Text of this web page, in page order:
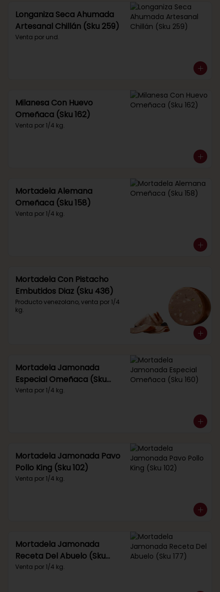
Longaniza Seca Ahumada
Artesanal Chillán (Sku 259)
Venta por und.
Milanesa Con Huevo
Omeñaca (Sku 162)
Venta por 1/4 kg.
Mortadela Alemana
Omeñaca (Sku 158)
Venta por 1/4 kg.
Mortadela Con Pistacho
Embutidos Diaz (Sku 436)
Producto venezolano, venta por 1/4
kg.
Mortadela Jamonada
Especial Omeñaca (Sku
160)
Venta por 1/4 kg.
Mortadela Jamonada Pavo
Pollo King (Sku 102)
Venta por 1/4 kg.
Mortadela Jamonada
Receta Del Abuelo (Sku
177)
Venta por 1/4 kg.